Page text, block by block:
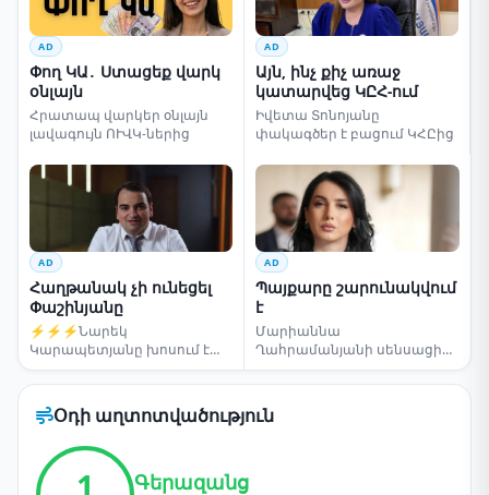
AD
Փող ԿԱ․ Ստացեք վարկ
օնլայն
Հրատապ վարկեր օնլայն
լավագույն ՈՒՎԿ-ներից
AD
Այն, ինչ քիչ առաջ
կատարվեց ԿԸՀ-ում
Իվետա Տոնոյանը
փակագծեր է բացում ԿՀԸից
AD
Հաղթանակ չի ունեցել
Փաշինյանը
⚡⚡⚡Նարեկ
Կարապետյանը խոսում է
ընտրությունների մասին
AD
Պայքարը շարունակվում
է
Մարիաննա
Ղահրամանյանի սենսացիոն
կոչը
Օդի աղտոտվածություն
1 Գերազանց